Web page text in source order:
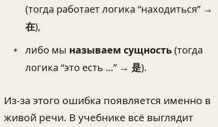
(тогда работает логика “находиться” →
在),
либо мы называем сущность(тогда
логика “это есть …” → 是).
Из-за этого ошибка появляется именно в
живой речи. В учебнике всё выглядит